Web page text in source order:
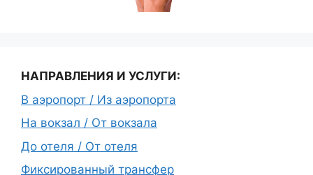
НАПРАВЛЕНИЯ И УСЛУГИ:
В аэропорт / Из аэропорта
На вокзал / От вокзала
До отеля / От отеля
Фиксированный трансфер